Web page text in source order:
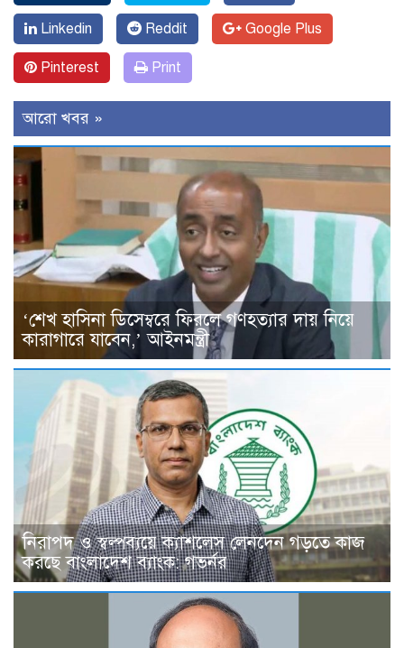
Linkedin Reddit Google Plus
Pinterest Print
আরো খবর »
‘শেখ হাসিনা ডিসেম্বরে ফিরলে গণহত্যার দায় নিয়ে
কারাগারে যাবেন,’ আইনমন্ত্রী
নিরাপদ ও স্বল্পব্যয়ে ক্যাশলেস লেনদেন গড়তে কাজ
করছে বাংলাদেশ ব্যাংক: গভর্নর